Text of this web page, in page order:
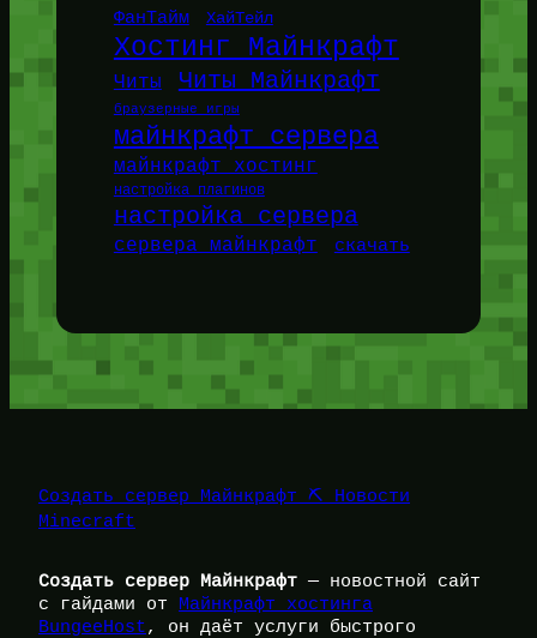
ФанТайм ХайТейл
Хостинг Майнкрафт
Читы Читы Майнкрафт
браузерные игры
майнкрафт сервера
майнкрафт хостинг
настройка плагинов
настройка сервера
сервера майнкрафт скачать
Создать сервер Майнкрафт ⛏️ Новости
Minecraft
Создать сервер Майнкрафт — новостной сайт
с гайдами от Майнкрафт хостинга
BungeeHost, он даёт услуги быстрого